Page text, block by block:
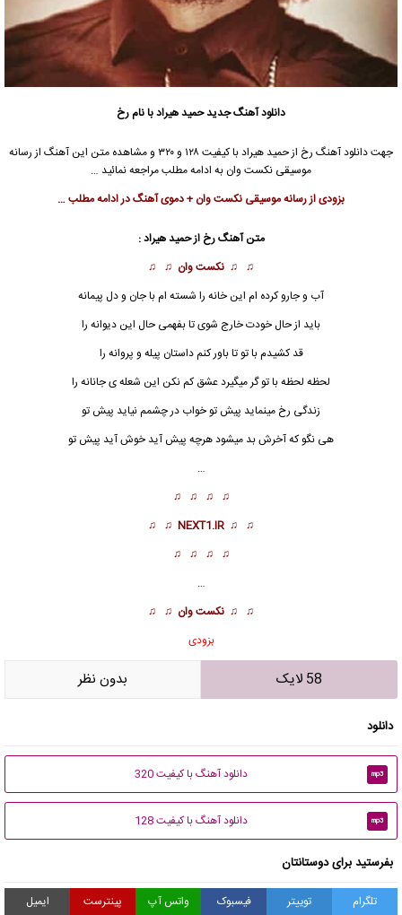
دانلود آهنگ جدیدحمید هیراد با نام رخ
جهت دانلود آهنگ رخ از حمید هیراد با کیفیت ۱۲۸ و ۳۲۰ و مشاهده متن این آهنگ از رسانه
موسیقی نکست وان به ادامه مطلب مراجعه نمائید …
بزودی از رسانه موسیقی نکست وان + دموی آهنگ در ادامه مطلب …
متن آهنگ رخ از حمید هیراد :
♫ ♫ نکست وان ♫ ♫
آب و جارو کرده ام این خانه را شسته ام با جان و دل پیمانه
باید از حال خودت خارج شوی تا بفهمی حال این دیوانه را
قد کشیدم با تو تا باور کنم داستان پیله و پروانه را
لحظه لحظه با تو گر میگیرد عشق کم نکن این شعله ی جانانه را
زندگی رخ مینماید پیش تو خواب در چشمم نیاید پیش تو
هی نگو که آخرش بد میشود هرچه پیش آید خوش آید پیش تو
…
♫ ♫ ♫ ♫
♫ ♫
NEXT1.IR
♫ ♫
♫ ♫ ♫ ♫
…
♫ ♫ نکست وان ♫ ♫
بزودی
58 لایک بدون نظر
دانلود
mp3 دانلود آهنگ با کیفیت 320
mp3 دانلود آهنگ با کیفیت 128
بفرستید برای دوستانتان
تلگرام توییتر فیسبوک واتس آپ پینترست ایمیل